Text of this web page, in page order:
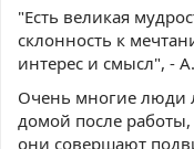
"Есть великая
склонность к
интерес и смысл", -
Очень многие люди
домой после
они совершают